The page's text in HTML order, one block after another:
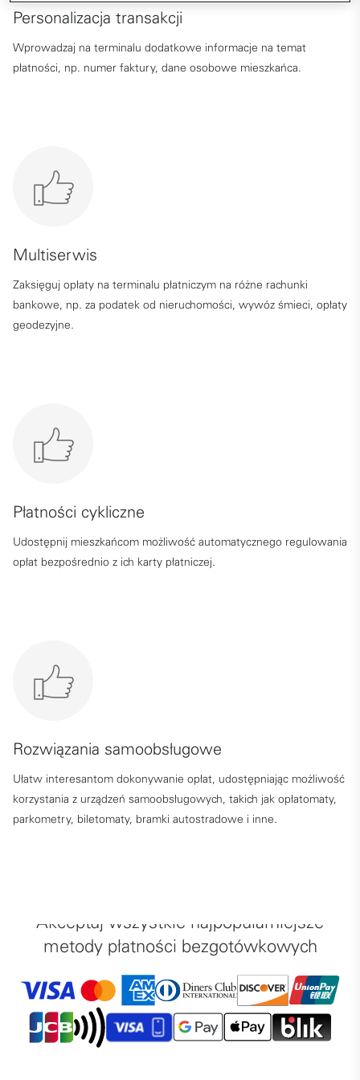
Personalizacja transakcji​
Wprowadzaj na terminalu dodatkowe informacje na temat
płatności, np. numer faktury, dane osobowe mieszkańca.
Multiserwis
Zaksięguj opłaty na terminalu płatniczym na różne rachunki
bankowe, np. za podatek od nieruchomości, wywóz śmieci, opłaty
geodezyjne.
Płatności cykliczne
Udostępnij mieszkańcom możliwość automatycznego regulowania
opłat bezpośrednio z ich karty płatniczej.
Rozwiązania samoobsługowe
Ułatw interesantom dokonywanie opłat, udostępniając możliwość
korzystania z urządzeń samoobsługowych, takich jak opłatomaty,
parkometry, biletomaty, bramki autostradowe i inne.
Akceptuj wszystkie najpopularniejsze
metody płatności bezgotówkowych